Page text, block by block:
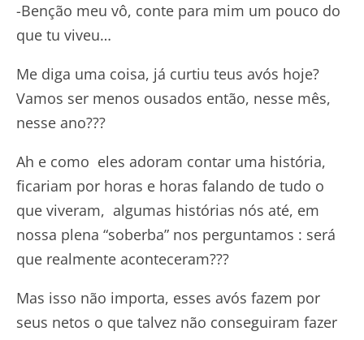
-Benção meu vô, conte para mim um pouco do
que tu viveu…
Me diga uma coisa, já curtiu teus avós hoje?
Vamos ser menos ousados então, nesse mês,
nesse ano???
Ah e como eles adoram contar uma história,
ficariam por horas e horas falando de tudo o
que viveram, algumas histórias nós até, em
nossa plena “soberba” nos perguntamos : será
que realmente aconteceram???
Mas isso não importa, esses avós fazem por
seus netos o que talvez não conseguiram fazer